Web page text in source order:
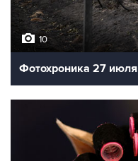
10
Фотохроника 27 июля